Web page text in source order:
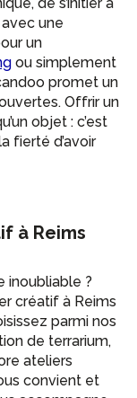
une
un
ou simplement
promet un
Offrir un
objet : c’est
fierté d’avoir
à Reims
inoubliable ?
créatif à Reims
parmi nos
de terrarium,
ateliers
convient et